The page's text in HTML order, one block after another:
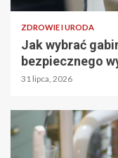
ZDROWIE I URODA
Jak wybrać
bezpiecznego
31 lipca, 2026